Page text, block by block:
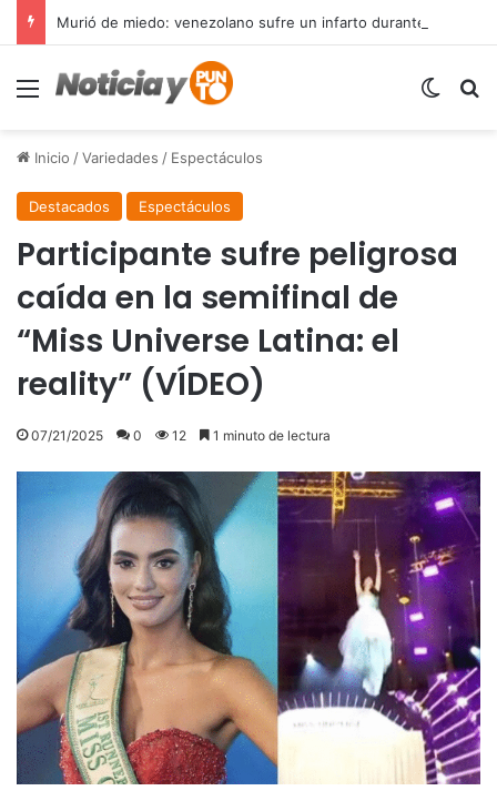
Menú
Inicio /Variedades / Espectáculos
Destacados Espectáculos
Participante sufre peligrosa
caída en la semifinal de
“Miss Universe Latina: el
reality” (VÍDEO)
07/21/2025 0 12 1 minuto de lectura